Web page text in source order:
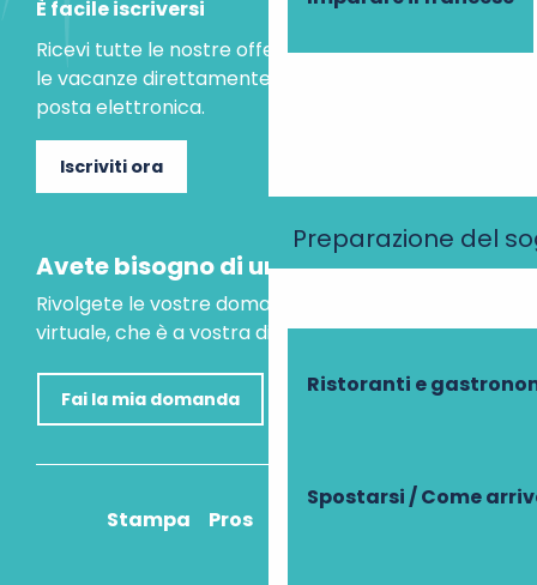
Preparazione del
Ristoranti e
Spostarsi / Come
È facile iscriversi
Ricevi tutte le nostre offerte speciali e le idee per
le vacanze direttamente nella tua casella di
posta elettronica.
Iscriviti ora
Avete bisogno di un consiglio?
Rivolgete le vostre domande al nostro assistente
virtuale, che è a vostra disposizione per aiutarvi.
Fai la mia domanda
Stampa Pros